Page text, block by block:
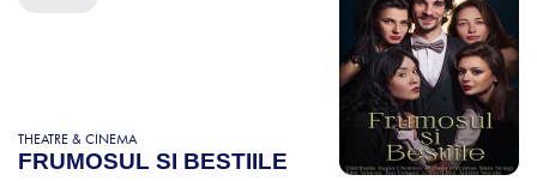
THEATRE & CINEMA
FRUMOSUL SI BESTIILE